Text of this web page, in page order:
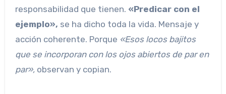
responsabilidad que tienen. «Predicar con el
ejemplo», se ha dicho toda la vida. Mensaje y
acción coherente. Porque «Esos locos bajitos
que se incorporan con los ojos abiertos de par en
par», observan y copian.